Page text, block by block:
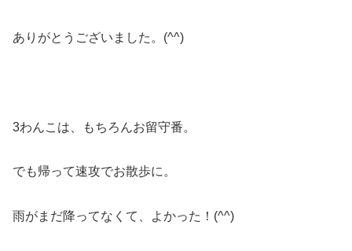
ありがとうございました。(^^)
3わんこは、もちろんお留守番。
でも帰って速攻でお散歩に。
雨がまだ降ってなくて、よかった！(^^)